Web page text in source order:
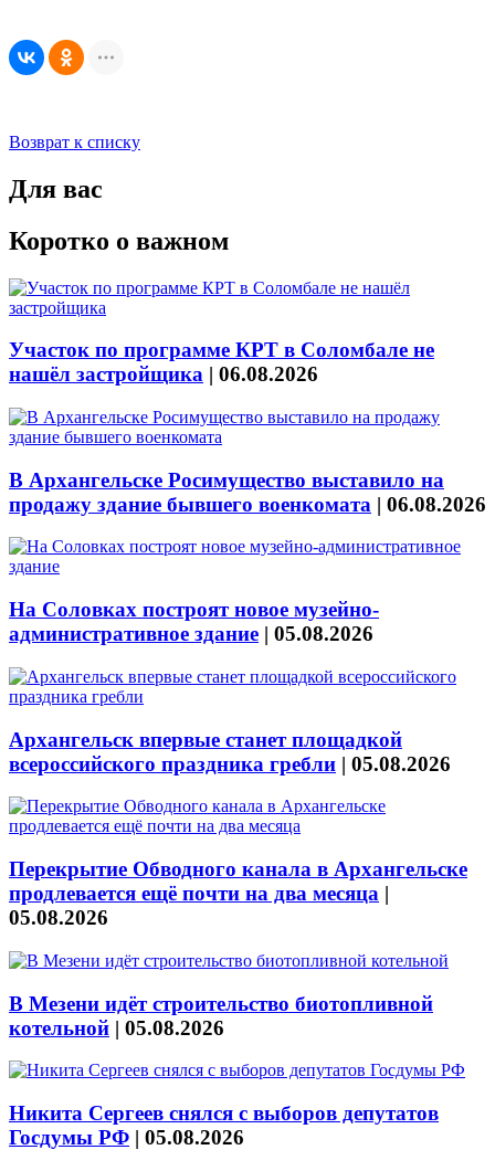
Возврат к списку
Для вас
Коротко о важном
Участок по программе КРТ в Соломбале не
нашёл застройщика | 06.08.2026
В Архангельске Росимущество выставило на
продажу здание бывшего военкомата | 06.08.2026
На Соловках построят новое музейно-
административное здание | 05.08.2026
Архангельск впервые станет площадкой
всероссийского праздника гребли | 05.08.2026
Перекрытие Обводного канала в Архангельске
продлевается ещё почти на два месяца |
05.08.2026
В Мезени идёт строительство биотопливной
котельной | 05.08.2026
Никита Сергеев снялся с выборов депутатов
Госдумы РФ | 05.08.2026